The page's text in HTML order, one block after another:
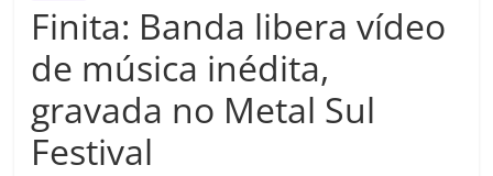
Finita: Banda libera vídeo
de música inédita,
gravada no Metal Sul
Festival